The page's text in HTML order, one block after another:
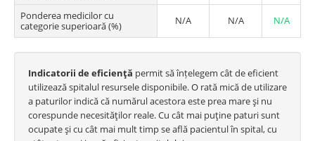
Ponderea medicilor cu
categorie superioară (%)
N/A N/A N/A
Indicatorii de eficienţă permit să înțelegem cât de eficient
utilizează spitalul resursele disponibile. O rată mică de utilizare
a paturilor indică că numărul acestora este prea mare şi nu
corespunde necesităţilor reale. Cu cât mai puţine paturi sunt
ocupate şi cu cât mai mult timp se află pacientul în spital, cu